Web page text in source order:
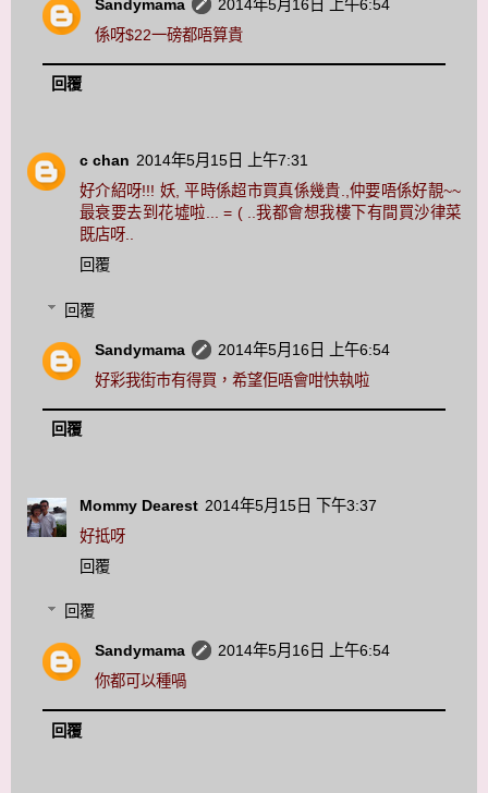
Sandymama
2014年5月16日 上午6:54
係呀$22一磅都唔算貴
回覆
c chan 2014年5月15日 上午7:31
好介紹呀!!! 妖, 平時係超市買真係幾貴.,仲要唔係好靚~~
最衰要去到花墟啦... = ( ..我都會想我樓下有間買沙律菜
既店呀..
回覆
回覆
Sandymama
2014年5月16日 上午6:54
好彩我街巿有得買，希望佢唔會咁快執啦
回覆
Mommy Dearest 2014年5月15日 下午3:37
好抵呀
回覆
回覆
Sandymama
2014年5月16日 上午6:54
你都可以種喎
回覆